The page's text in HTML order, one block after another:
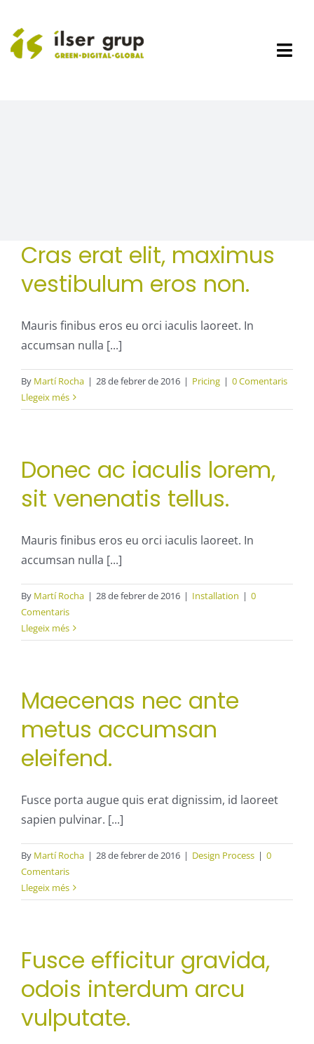
content
Contacta
Cras erat elit, maximus
vestibulum eros non.
Mauris finibus eros eu orci iaculis laoreet. In
accumsan nulla [...]
By Martí Rocha | 28 de febrer de 2016 | Pricing | 0 Comentaris
Llegeix més
Donec ac iaculis lorem,
sit venenatis tellus.
Mauris finibus eros eu orci iaculis laoreet. In
accumsan nulla [...]
By Martí Rocha | 28 de febrer de 2016 | Installation | 0
Comentaris
Llegeix més
Maecenas nec ante
metus accumsan
eleifend.
Fusce porta augue quis erat dignissim, id laoreet
sapien pulvinar. [...]
By Martí Rocha | 28 de febrer de 2016 | Design Process | 0
Comentaris
Llegeix més
Fusce efficitur gravida,
odois interdum arcu
vulputate.